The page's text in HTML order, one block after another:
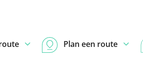
Plan een route